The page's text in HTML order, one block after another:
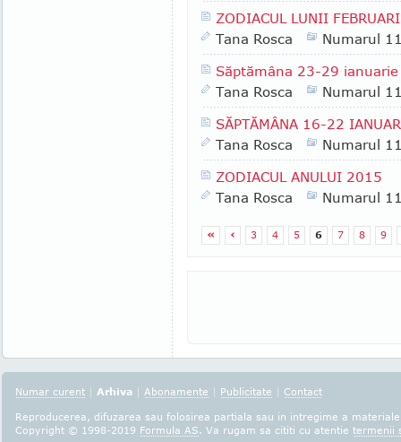
ZODIACUL LUNII
Tana Rosca
Numarul
Săptămâna 23-29 ianuarie
Tana Rosca
Numarul
SĂPTĂMÂNA 16-22
Tana Rosca
Numarul
ZODIACUL ANULUI 2015
Tana Rosca
Numarul
« ‹ 3 4 5 6 7 8 9
Numar curent | Arhiva | Abonamente | Publicitate | Contact
Reproducerea, difuzarea sau folosirea partiala sau in intregime a
Copyright © 1998-2019 Formula AS. Va rugam sa cititi cu atentie termenii